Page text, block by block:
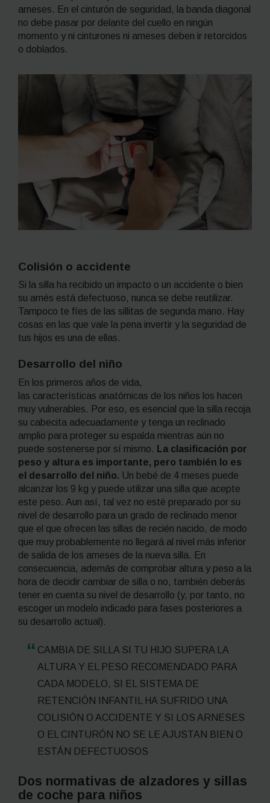
arneses. En el cinturón de seguridad, la banda diagonal
no debe pasar por delante del cuello en ningún
momento y ni cinturones ni arneses deben ir retorcidos
o doblados.
Colisión o accidente
Si la silla ha recibido un impacto o un accidente o bien
su arnés está defectuoso, nunca se debe reutilizar.
Tampoco te fíes de las sillitas de segunda mano. Hay
cosas en las que vale la pena invertir y la seguridad de
tus hijos es una de ellas.
Desarrollo del niño
En los primeros años de vida,
las características anatómicas de los niños los hacen
muy vulnerables. Por eso, es esencial que la silla recoja
su cabecita adecuadamente y tenga un reclinado
amplio para proteger su espalda mientras aún no
puede sostenerse por sí mismo. La clasificación por
peso y altura es importante, pero también lo es
el desarrollo del niño. Un bebé de 4 meses puede
alcanzar los 9 kg y puede utilizar una silla que acepte
este peso. Aun así, tal vez no esté preparado por su
nivel de desarrollo para un grado de reclinado menor
que el que ofrecen las sillas de recién nacido, de modo
que muy probablemente no llegará al nivel más inferior
de salida de los arneses de la nueva silla. En
consecuencia, además de comprobar altura y peso a la
hora de decidir cambiar de silla o no, también deberás
tener en cuenta su nivel de desarrollo (y, por tanto, no
escoger un modelo indicado para fases posteriores a
su desarrollo actual).
CAMBIA DE SILLA SI TU HIJO SUPERA LA
ALTURA Y EL PESO RECOMENDADO PARA
CADA MODELO, SI EL SISTEMA DE
RETENCIÓN INFANTIL HA SUFRIDO UNA
COLISIÓN O ACCIDENTE Y SI LOS ARNESES
O EL CINTURÓN NO SE LE AJUSTAN BIEN O
ESTÁN DEFECTUOSOS
Dos normativas de alzadores y sillas
de coche para niños